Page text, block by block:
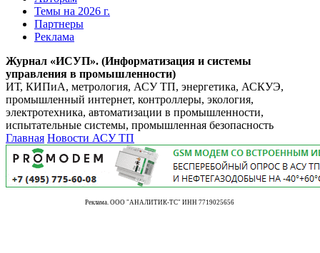
Темы на 2026 г.
Партнеры
Реклама
Журнал «ИСУП». (Информатизация и системы
управления в промышленности)
ИТ, КИПиА, метрология, АСУ ТП, энергетика, АСКУЭ,
промышленный интернет, контроллеры, экология,
электротехника, автоматизации в промышленности,
испытательные системы, промышленная безопасность
Главная Новости АСУ ТП
Реклама. ООО "АНАЛИТИК-ТС" ИНН 7719025656